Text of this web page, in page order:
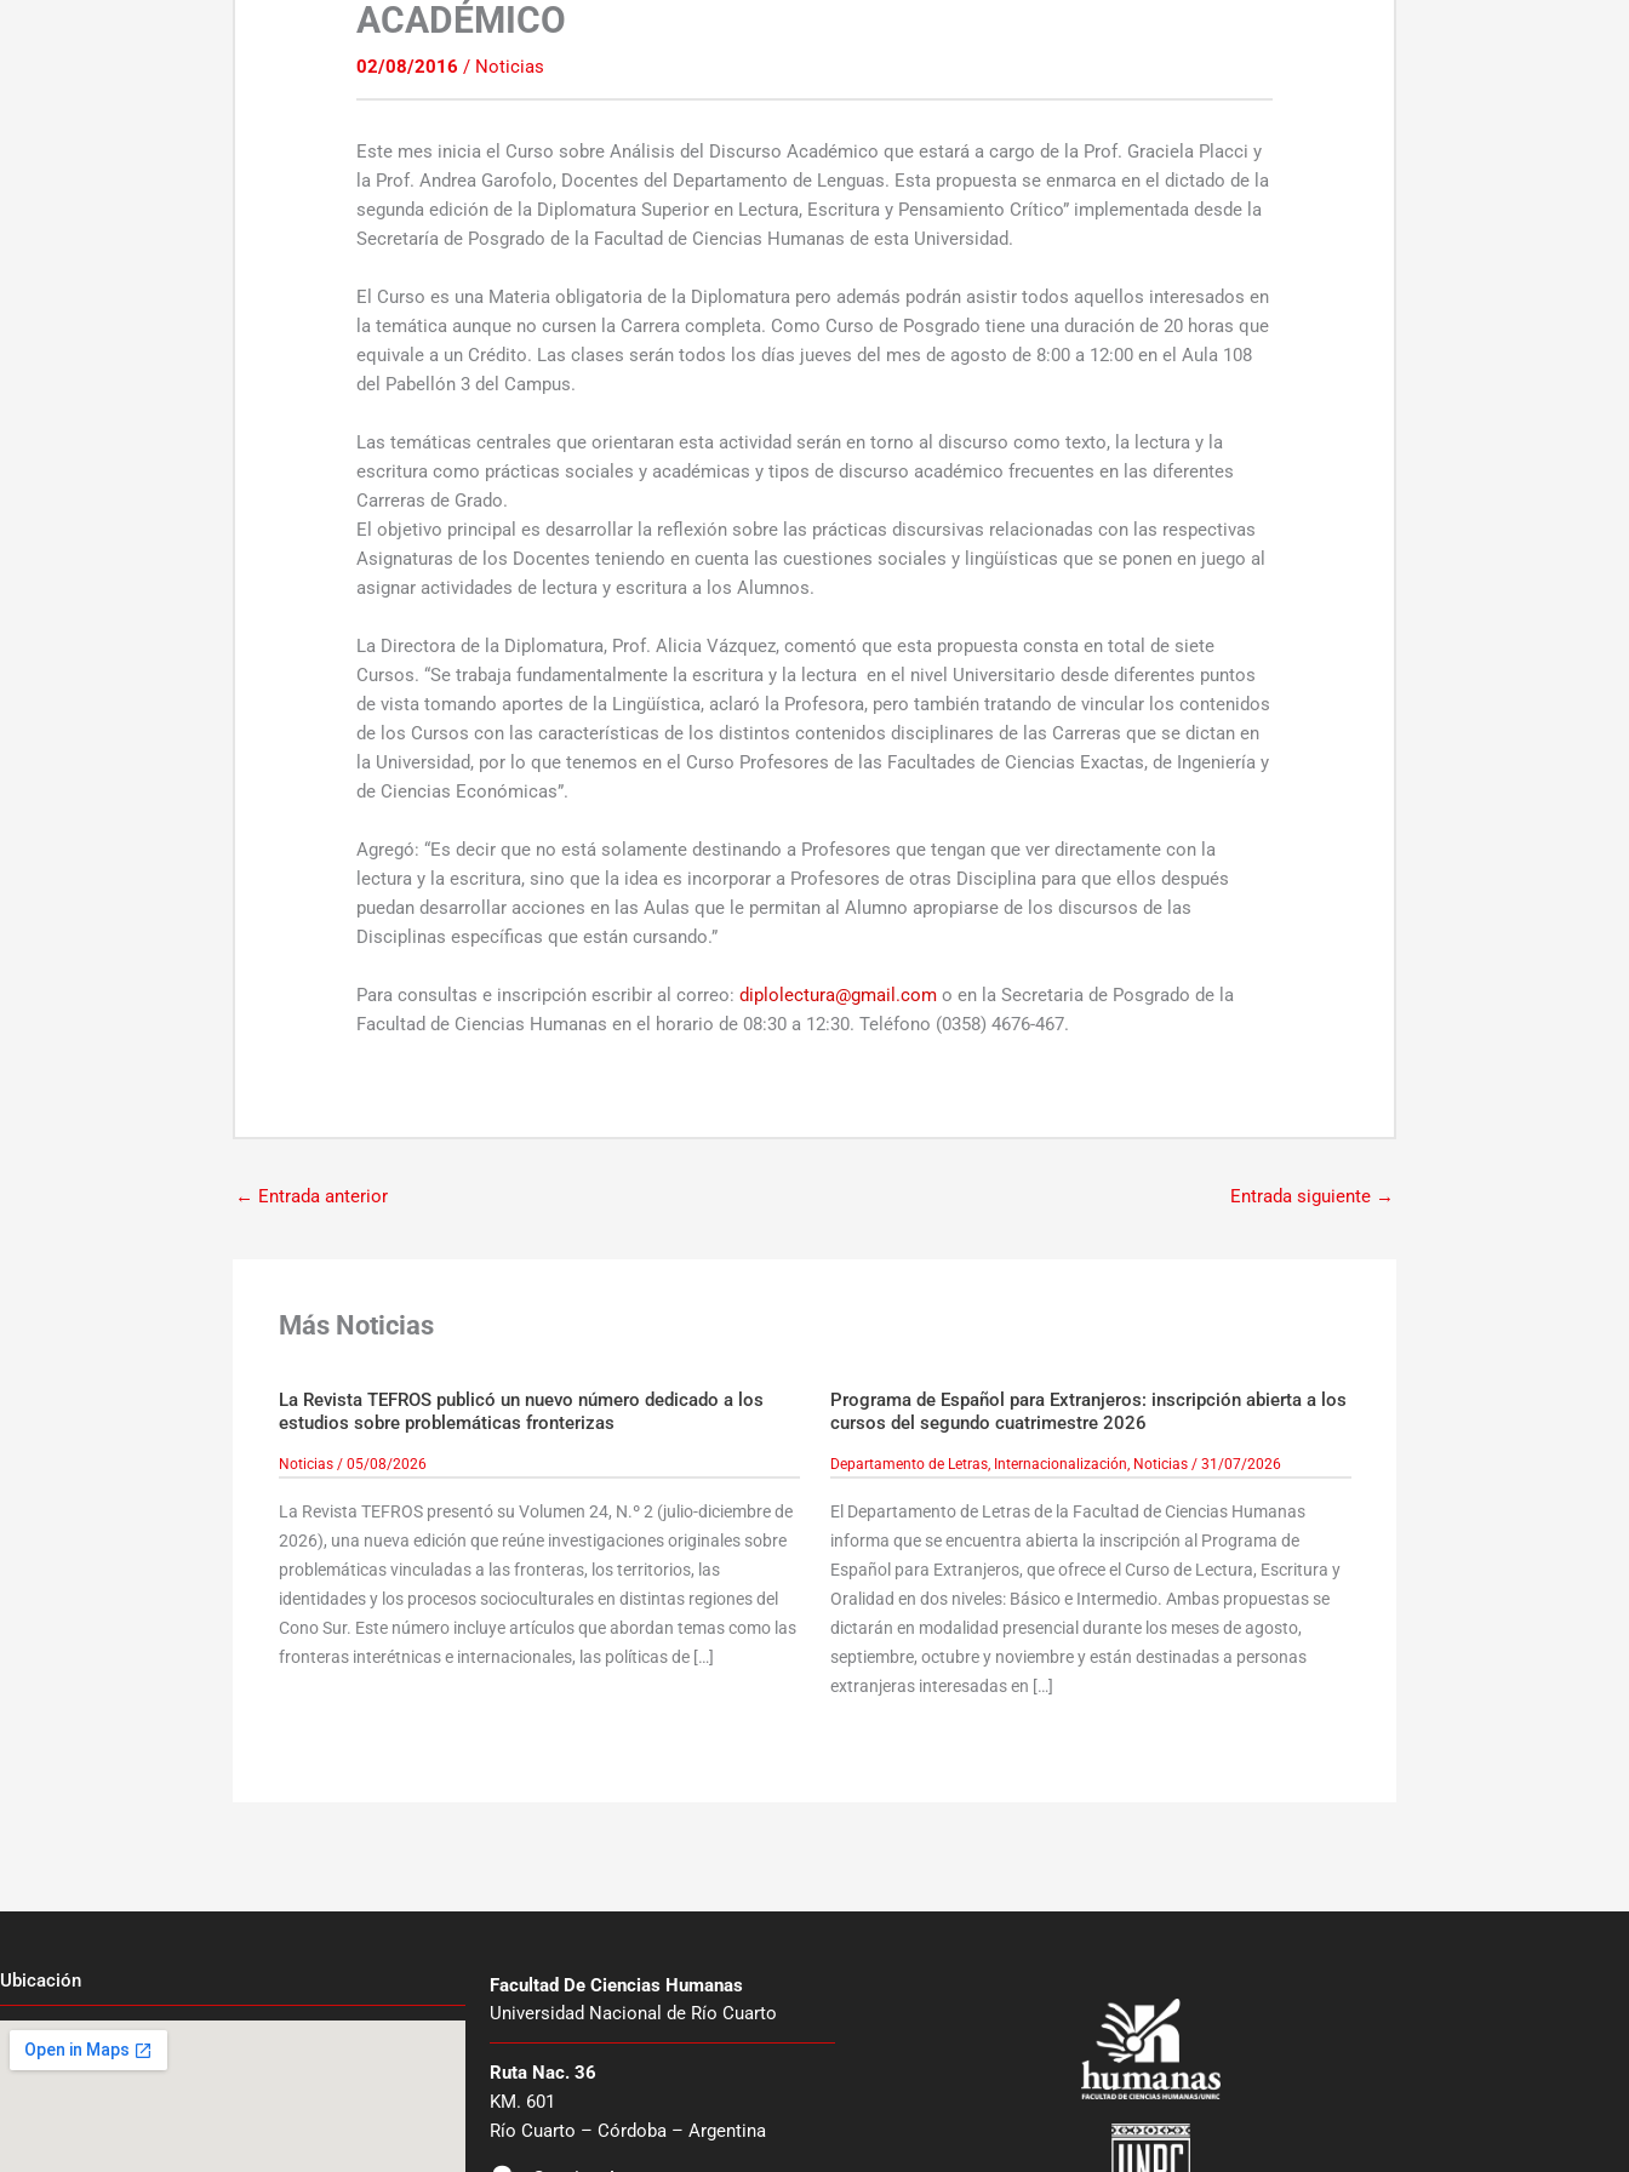
ACADÉMICO
02/08/2016/ Noticias
Este mes inicia el Curso sobre Análisis del Discurso Académico que estará a cargo de la Prof. Graciela Placci y
la Prof. Andrea Garofolo, Docentes del Departamento de Lenguas. Esta propuesta se enmarca en el dictado de la
segunda edición de la Diplomatura Superior en Lectura, Escritura y Pensamiento Crítico” implementada desde la
Secretaría de Posgrado de la Facultad de Ciencias Humanas de esta Universidad.
El Curso es una Materia obligatoria de la Diplomatura pero además podrán asistir todos aquellos interesados en
la temática aunque no cursen la Carrera completa. Como Curso de Posgrado tiene una duración de 20 horas que
equivale a un Crédito. Las clases serán todos los días jueves del mes de agosto de 8:00 a 12:00 en el Aula 108
del Pabellón 3 del Campus.
Las temáticas centrales que orientaran esta actividad serán en torno al discurso como texto, la lectura y la
escritura como prácticas sociales y académicas y tipos de discurso académico frecuentes en las diferentes
Carreras de Grado.
El objetivo principal es desarrollar la reflexión sobre las prácticas discursivas relacionadas con las respectivas
Asignaturas de los Docentes teniendo en cuenta las cuestiones sociales y lingüísticas que se ponen en juego al
asignar actividades de lectura y escritura a los Alumnos.
La Directora de la Diplomatura, Prof. Alicia Vázquez, comentó que esta propuesta consta en total de siete
Cursos. “Se trabaja fundamentalmente la escritura y la lectura en el nivel Universitario desde diferentes puntos
de vista tomando aportes de la Lingüística, aclaró la Profesora, pero también tratando de vincular los contenidos
de los Cursos con las características de los distintos contenidos disciplinares de las Carreras que se dictan en
la Universidad, por lo que tenemos en el Curso Profesores de las Facultades de Ciencias Exactas, de Ingeniería y
de Ciencias Económicas”.
Agregó: “Es decir que no está solamente destinando a Profesores que tengan que ver directamente con la
lectura y la escritura, sino que la idea es incorporar a Profesores de otras Disciplina para que ellos después
puedan desarrollar acciones en las Aulas que le permitan al Alumno apropiarse de los discursos de las
Disciplinas específicas que están cursando.”
Para consultas e inscripción escribir al correo:diplolectura@gmail.com o en la Secretaria de Posgrado de la
Facultad de Ciencias Humanas en el horario de 08:30 a 12:30. Teléfono (0358) 4676-467.
← Entrada anterior Entrada siguiente →
Más Noticias
La Revista TEFROS publicó un nuevo número dedicado a los
estudios sobre problemáticas fronterizas
Noticias/ 05/08/2026
La Revista TEFROS presentó su Volumen 24, N.º 2 (julio-diciembre de
2026), una nueva edición que reúne investigaciones originales sobre
problemáticas vinculadas a las fronteras, los territorios, las
identidades y los procesos socioculturales en distintas regiones del
Cono Sur. Este número incluye artículos que abordan temas como las
fronteras interétnicas e internacionales, las políticas de […]
Programa de Español para Extranjeros: inscripción abierta a los
cursos del segundo cuatrimestre 2026
Departamento de Letras, Internacionalización, Noticias/ 31/07/2026
El Departamento de Letras de la Facultad de Ciencias Humanas
informa que se encuentra abierta la inscripción al Programa de
Español para Extranjeros, que ofrece el Curso de Lectura, Escritura y
Oralidad en dos niveles: Básico e Intermedio. Ambas propuestas se
dictarán en modalidad presencial durante los meses de agosto,
septiembre, octubre y noviembre y están destinadas a personas
extranjeras interesadas en […]
Ubicación
Facultad De Ciencias Humanas
Universidad Nacional de Río Cuarto
Ruta Nac. 36
KM. 601
Río Cuarto – Córdoba – Argentina